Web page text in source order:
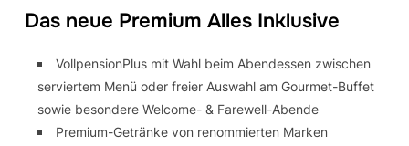
Das neue Premium Alles Inklusive
VollpensionPlus mit Wahl beim Abendessen zwischen
serviertem Menü oder freier Auswahl am Gourmet-Buffet
sowie besondere Welcome- & Farewell-Abende
Premium-Getränke von renommierten Marken